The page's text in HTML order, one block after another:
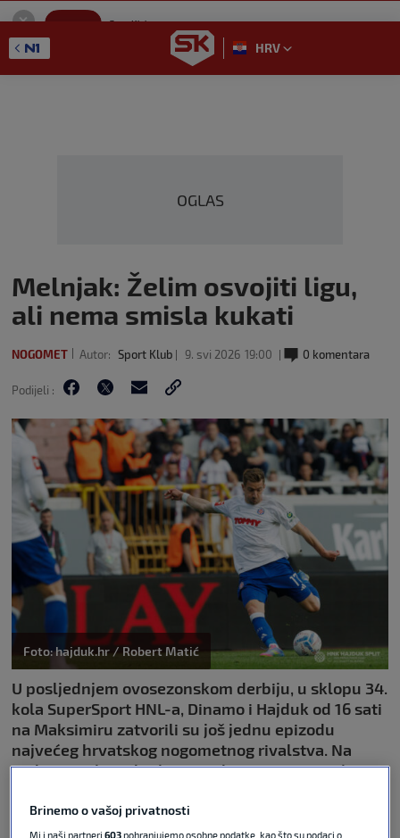
SportKlub
GET - On the Google Play
HRV
OGLAS
Melnjak: Želim osvojiti ligu,
ali nema smisla kukati
NOGOMET Autor: Sport Klub 9. svi 2026 19:00 0 komentara
Podijeli :
Foto: hajduk.hr / Robert Matić
U posljednjem ovosezonskom derbiju, u sklopu 34.
kola SuperSport HNL-a, Dinamo i Hajduk od 16 sati
na Maksimiru zatvorili su još jednu epizodu
najvećeg hrvatskog nogometnog rivalstva. Na
Maksimiru je na kraju s 2:0 slavio Dinamo te je
Hajduk na domaćem travnjaku. Nakon utakmice
izjavu je dao Dario Melnjak, lijevi bek Hajduka.
Brinemo o vašoj privatnosti
Mi i naši partneri603pohranjujemo osobne podatke, kao što su podaci o